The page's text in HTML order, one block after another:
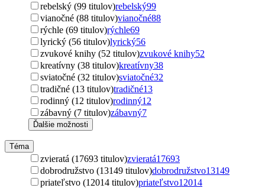
rebelský (99 titulov)rebelský99
vianočné (88 titulov)vianočné88
rýchle (69 titulov)rýchle69
lyrický (56 titulov)lyrický56
zvukové knihy (52 titulov)zvukové knihy52
kreatívny (38 titulov)kreatívny38
sviatočné (32 titulov)sviatočné32
tradičné (13 titulov)tradičné13
rodinný (12 titulov)rodinný12
zábavný (7 titulov)zábavný7
Ďalšie možnosti
Téma
zvieratá (17693 titulov)zvieratá17693
dobrodružstvo (13149 titulov)dobrodružstvo13149
priateľstvo (12014 titulov)priateľstvo12014